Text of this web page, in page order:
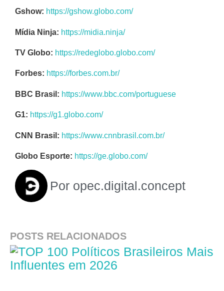
Gshow: https://gshow.globo.com/
Mídia Ninja: https://midia.ninja/
TV Globo: https://redeglobo.globo.com/
Forbes: https://forbes.com.br/
BBC Brasil: https://www.bbc.com/portuguese
G1: https://g1.globo.com/
CNN Brasil: https://www.cnnbrasil.com.br/
Globo Esporte: https://ge.globo.com/
Por opec.digital.concept
POSTS RELACIONADOS